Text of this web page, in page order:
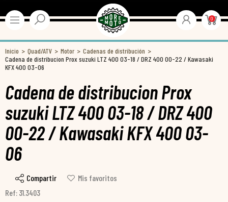
0
Inicio Quad/ATV Motor
Cadenas de distribución
Cadena de distribucion Prox suzuki LTZ 400 03-18 / DRZ 400 00-22 / Kawasaki
KFX 400 03-06
Cadena de distribucion Prox
suzuki LTZ 400 03-18 / DRZ 400
00-22 / Kawasaki KFX 400 03-
06
Compartir
Mis favoritos
Ref: 31.3403